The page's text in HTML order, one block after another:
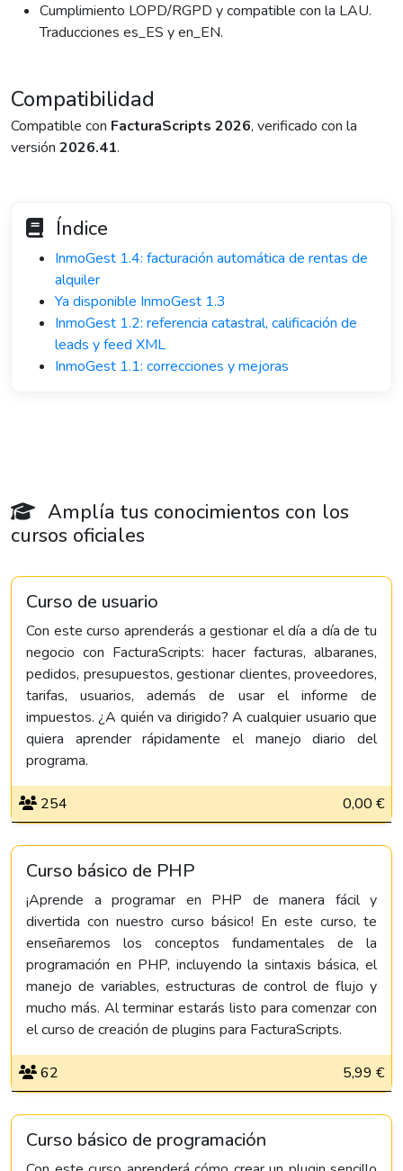
Cumplimiento LOPD/RGPD y compatible con la LAU.
Traducciones es_ES y en_EN.
Compatibilidad
Compatible con FacturaScripts 2026, verificado con la
versión 2026.41.
Índice
InmoGest 1.4: facturación automática de rentas de
alquiler
Ya disponible InmoGest 1.3
InmoGest 1.2: referencia catastral, calificación de
leads y feed XML
InmoGest 1.1: correcciones y mejoras
Amplía tus conocimientos con los
cursos oficiales
Curso de usuario
Con este curso aprenderás a gestionar el día a día de tu
negocio con FacturaScripts: hacer facturas, albaranes,
pedidos, presupuestos, gestionar clientes, proveedores,
tarifas, usuarios, además de usar el informe de
impuestos. ¿A quién va dirigido? A cualquier usuario que
quiera aprender rápidamente el manejo diario del
programa.
254 0,00 €
Curso básico de PHP
¡Aprende a programar en PHP de manera fácil y
divertida con nuestro curso básico! En este curso, te
enseñaremos los conceptos fundamentales de la
programación en PHP, incluyendo la sintaxis básica, el
manejo de variables, estructuras de control de flujo y
mucho más. Al terminar estarás listo para comenzar con
el curso de creación de plugins para FacturaScripts.
62 5,99 €
Curso básico de programación